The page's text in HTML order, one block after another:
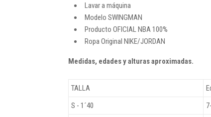
Lavar a máquina
Modelo SWINGMAN
Producto OFICIAL NBA 100%
Ropa Original NIKE/JORDAN
Medidas, edades y alturas aproximadas.
TALLA
S - 1´40